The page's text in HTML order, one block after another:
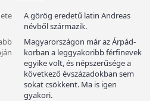
A görög eredetű latin Andreas
névből származik.
Magyarországon már az Árpád-
korban a leggyakoribb férfinevek
egyike volt, és népszerűsége a
következő évszázadokban sem
sokat csökkent. Ma is igen
gyakori.